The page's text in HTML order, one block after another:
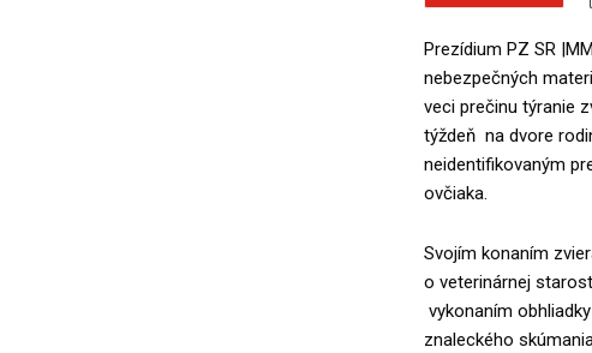
Prezídium PZ SR
nebezpečných
veci prečinu týranie
týždeň na dvore
neidentifikovaným
ovčiaka.
Svojím konaním
o veterinárnej
vykonaním
znaleckého